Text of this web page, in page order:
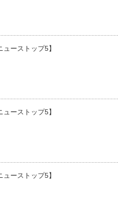
ューストップ5】
ューストップ5】
ューストップ5】